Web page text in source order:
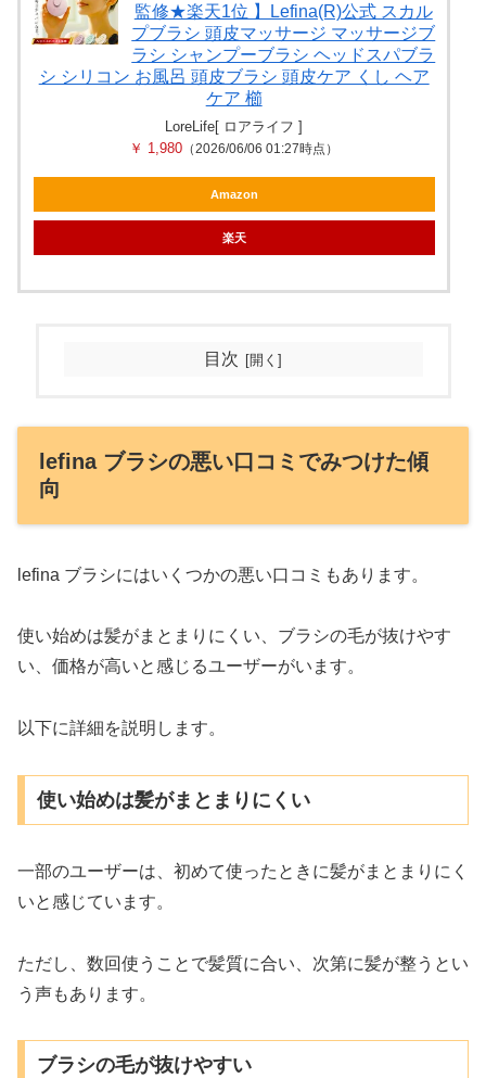
監修★楽天1位 】Lefina(R)公式 スカル
プブラシ 頭皮マッサージ マッサージブ
ラシ シャンプーブラシ ヘッドスパブラ
シ シリコン お風呂 頭皮ブラシ 頭皮ケア くし ヘア
ケア 櫛
LoreLife[ ロアライフ ]
￥ 1,980 （2026/06/06 01:27時点）
Amazon
楽天
目次
lefina ブラシの悪い口コミでみつけた傾
向
lefina ブラシにはいくつかの悪い口コミもあります。
使い始めは髪がまとまりにくい、ブラシの毛が抜けやす
い、価格が高いと感じるユーザーがいます。
以下に詳細を説明します。
使い始めは髪がまとまりにくい
一部のユーザーは、初めて使ったときに髪がまとまりにく
いと感じています。
ただし、数回使うことで髪質に合い、次第に髪が整うとい
う声もあります。
ブラシの毛が抜けやすい